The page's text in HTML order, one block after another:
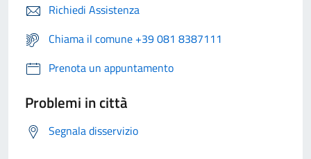
Richiedi Assistenza
Chiama il comune +39 081 8387111
Prenota un appuntamento
Problemi in città
Segnala disservizio